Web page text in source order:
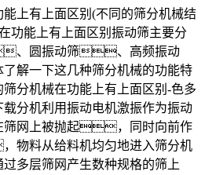
上有上面区别(不同的筛分机械结
功能上有上面区别振动筛主要分
、圆振动筛、高频振动
解一下这几种筛分机械的功能特
机械在功能上有上面区别-色多
分机利用振动电机激振作为振动
网上被抛起，同时向前作
料从给料机均匀地进入筛分机
多层筛网产生数种规格的筛上